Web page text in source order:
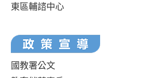
東區輔諮中心
國教署公文